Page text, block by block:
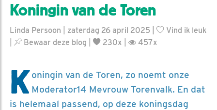
Koningin van de Toren
Linda Persoon | zaterdag 26 april 2025 |
Vind ik leuk
Bewaar deze blog 230x | 457x
Koningin van de Toren, zo noemt onze
Moderator14 Mevrouw Torenvalk. En dat
is helemaal passend, op deze koningsdag